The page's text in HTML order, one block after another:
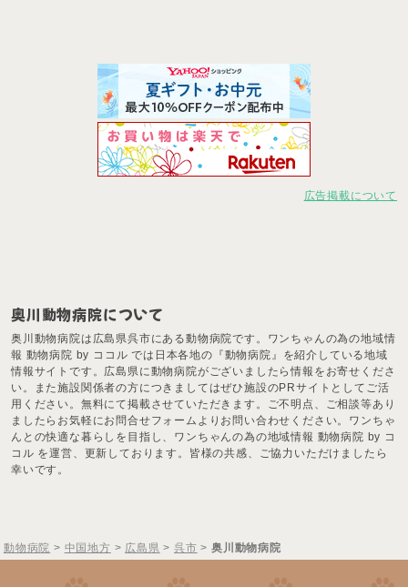
広告掲載について
奥川動物病院について
奥川動物病院は広島県呉市にある動物病院です。ワンちゃんの為の地域情
報 動物病院 by ココル では日本各地の『動物病院』を紹介している地域
情報サイトです。広島県に動物病院がございましたら情報をお寄せくださ
い。また施設関係者の方につきましてはぜひ施設のPRサイトとしてご活
用ください。無料にて掲載させていただきます。ご不明点、ご相談等あり
ましたらお気軽にお問合せフォームよりお問い合わせください。ワンちゃ
んとの快適な暮らしを目指し、ワンちゃんの為の地域情報 動物病院 by コ
コル を運営、更新しております。皆様の共感、ご協力いただけましたら
幸いです。
動物病院 > 中国地方 > 広島県 >呉市 >奥川動物病院